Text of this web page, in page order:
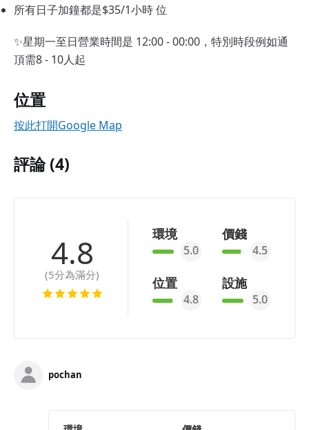
所有日子加鐘都是$35/1小時 位
✨星期一至日營業時間是 12:00 - 00:00，特別時段例如通
頂需8 - 10人起
位置
按此打開Google Map
評論 (4)
4.8
(5分為滿分)
環境
5.0
價錢
4.5
位置
4.8
設施
5.0
pochan